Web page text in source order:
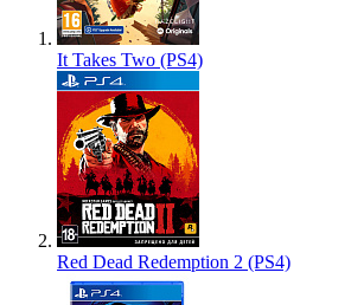
It Takes Two (PS4)
Red Dead Redemption 2 (PS4)